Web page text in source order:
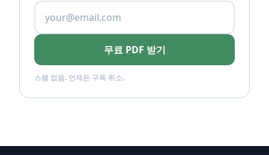
무료 PDF 받기
스팸 없음. 언제든 구독 취소.